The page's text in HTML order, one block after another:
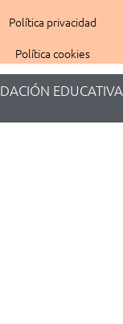
Política privacidad
Política cookies